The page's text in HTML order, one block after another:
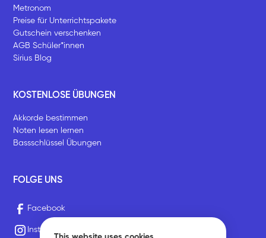
Metronom
Preise für Unterrichtspakete
Gutschein verschenken
AGB Schüler*innen
Sirius Blog
KOSTENLOSE ÜBUNGEN
Akkorde bestimmen
Noten lesen lernen
Bassschlüssel Übungen
FOLGE UNS
Facebook
Instagram